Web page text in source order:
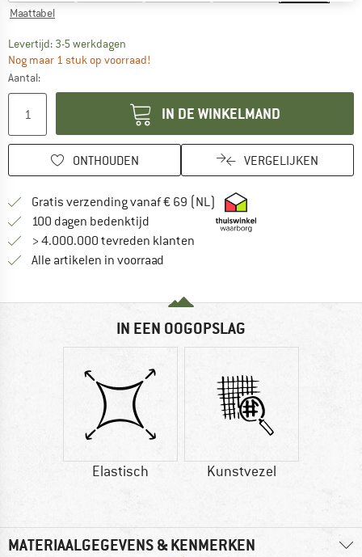
Maattabel
Levertijd: 3-5 werkdagen
Nog maar 1 stuk op voorraad!
Aantal:
IN DE WINKELMAND
ONTHOUDEN VERGELIJKEN
Gratis verzending vanaf € 69 (NL) Vind hier de
100 dagen bedenktijd Vind de betalingsinformatie hier!
> 4.000.000 tevreden klanten
Alle artikelen in voorraad
IN EEN OOGOPSLAG
Elastisch Kunstvezel
MATERIAALGEGEVENS & KENMERKEN